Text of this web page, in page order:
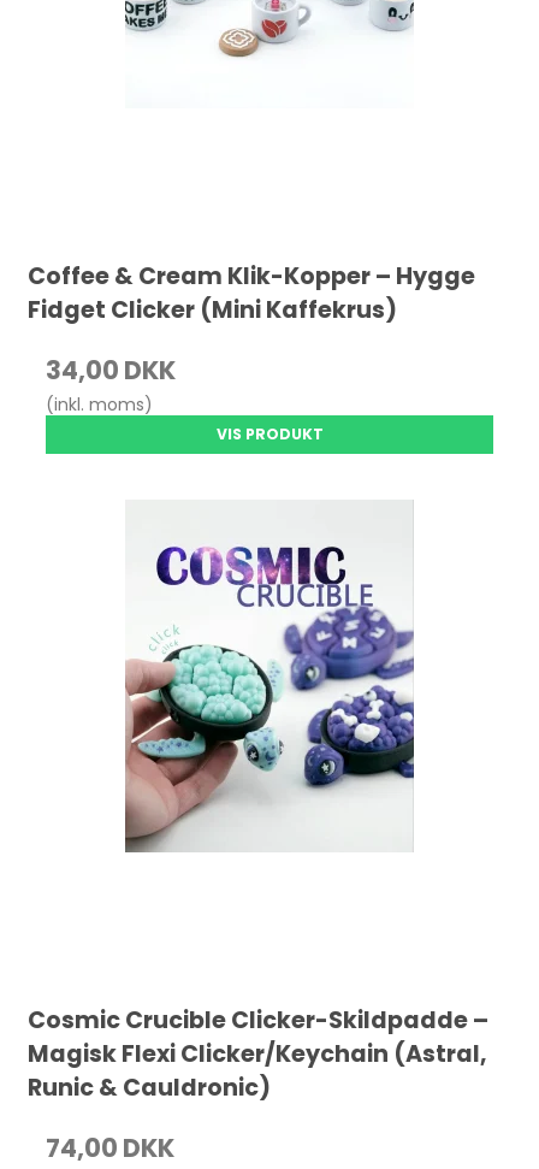
Coffee & Cream Klik-Kopper – Hygge
Fidget Clicker (Mini Kaffekrus)
34,00 DKK
(inkl. moms)
VIS PRODUKT
Cosmic Crucible Clicker-Skildpadde –
Magisk Flexi Clicker/Keychain (Astral,
Runic & Cauldronic)
74,00 DKK